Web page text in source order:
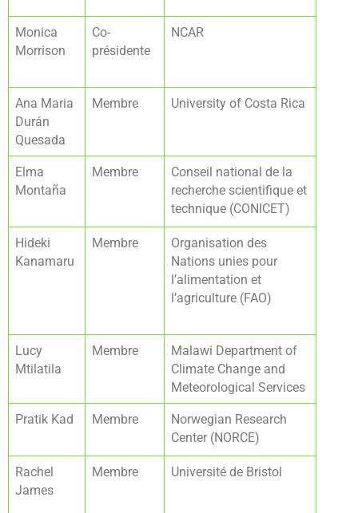
Monica
Morrison
Co-
présidente
NCAR
Ana Maria
Durán
Quesada
Membre University of Costa Rica
Elma
Montaña
Membre
Conseil national de la
recherche scientifique et
technique (CONICET)
Hideki
Kanamaru
Membre
Organisation des
Nations unies pour
l’alimentation et
l’agriculture (FAO)
Lucy
Mtilatila
Membre
Malawi Department of
Climate Change and
Meteorological Services
Pratik Kad Membre
Norwegian Research
Center (NORCE)
Rachel
James
Membre Université de Bristol